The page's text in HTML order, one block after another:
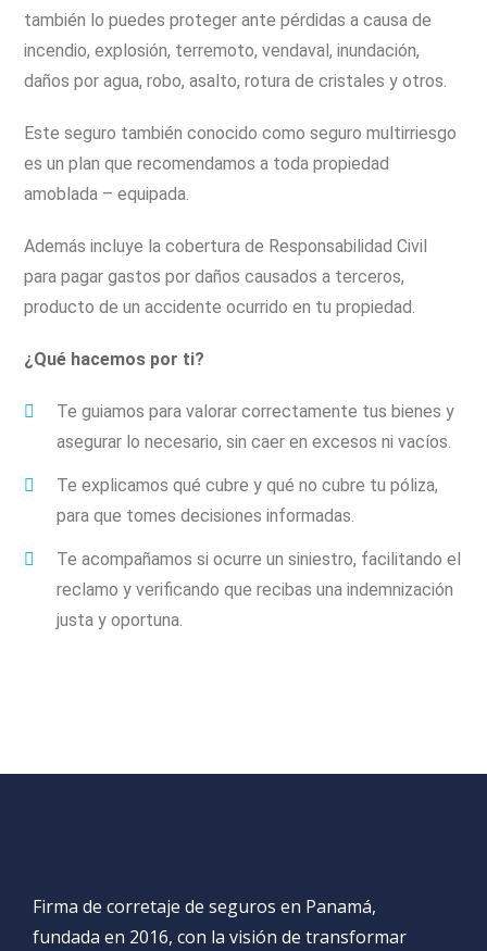
también lo puedes proteger ante pérdidas a causa de
incendio, explosión, terremoto, vendaval, inundación,
daños por agua, robo, asalto, rotura de cristales y otros.
Este seguro también conocido como seguro multirriesgo
es un plan que recomendamos a toda propiedad
amoblada – equipada.
Además incluye la cobertura de Responsabilidad Civil
para pagar gastos por daños causados a terceros,
producto de un accidente ocurrido en tu propiedad.
¿Qué hacemos por ti?
Te guiamos para valorar correctamente tus bienes y
asegurar lo necesario, sin caer en excesos ni vacíos.
Te explicamos qué cubre y qué no cubre tu póliza,
para que tomes decisiones informadas.
Te acompañamos si ocurre un siniestro, facilitando el
reclamo y verificando que recibas una indemnización
justa y oportuna.
Firma de corretaje de seguros en Panamá,
fundada en 2016, con la visión de transformar